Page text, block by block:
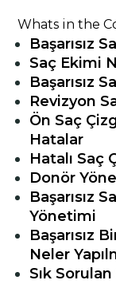
Whats in the
Başarısız
Saç Ekimi
Başarısız
Revizyon
Ön Saç
Hatalar
Hatalı Saç
Donör
Başarısız
Yönetimi
Başarısız
Neler
Sık